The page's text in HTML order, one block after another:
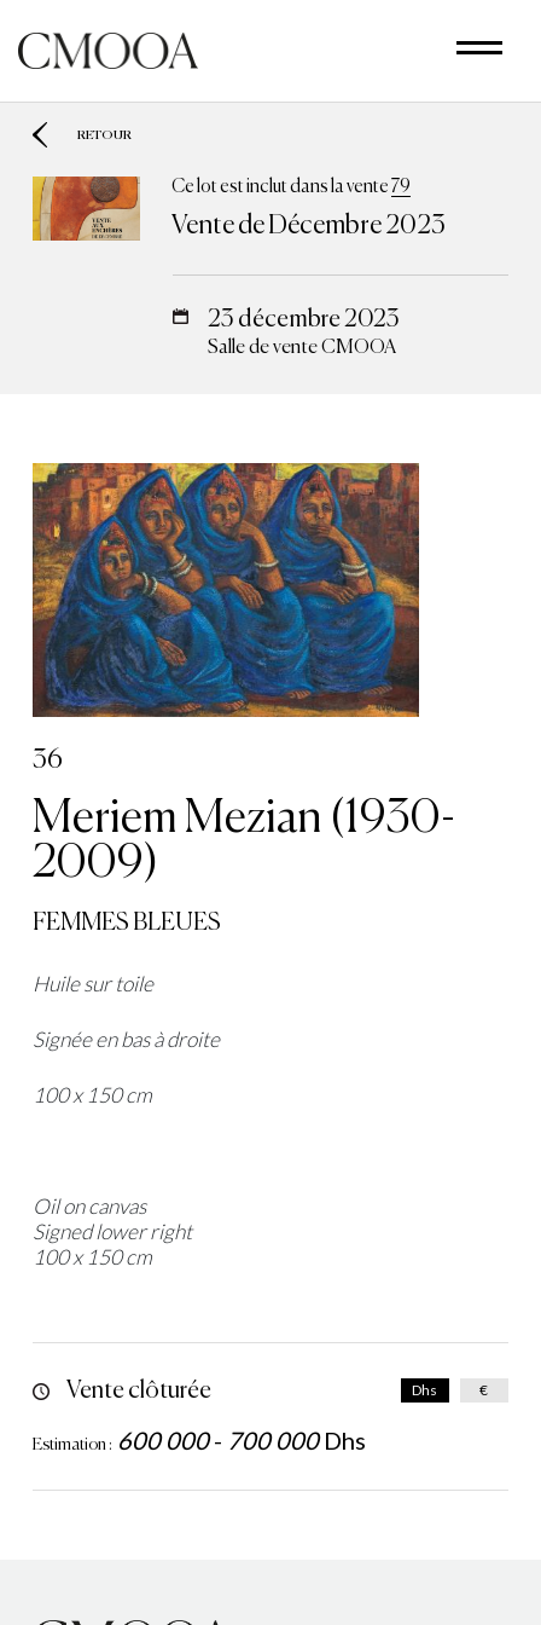
contenu
principal
RETOUR
Ce lot est inclut dans la vente 79
Vente de Décembre 2023
23 décembre 2023
Salle de vente CMOOA
36
Meriem Mezian (1930-
2009)
FEMMES BLEUES
Huile sur toile
Signée en bas à droite
100 x 150 cm
Oil on canvas
Signed lower right
100 x 150 cm
Vente clôturée
Estimation : 600 000- 700 000 Dhs
Dhs €